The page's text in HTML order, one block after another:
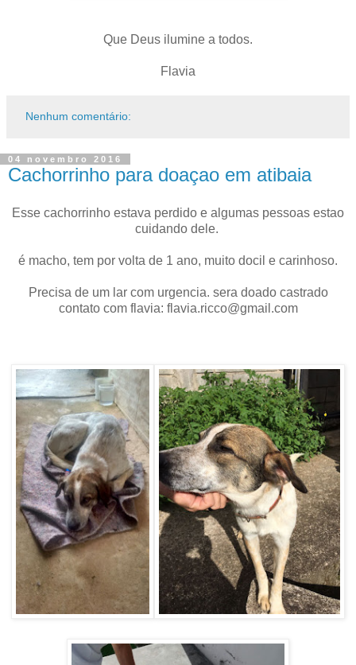
Que Deus ilumine a todos.
Flavia
Nenhum comentário:
04 novembro 2016
Cachorrinho para doaçao em atibaia
Esse cachorrinho estava perdido e algumas pessoas estao
cuidando dele.
é macho, tem por volta de 1 ano, muito docil e carinhoso.
Precisa de um lar com urgencia. sera doado castrado
contato com flavia: flavia.ricco@gmail.com